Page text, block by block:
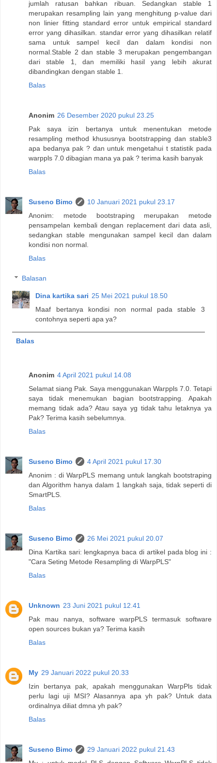
jumlah ratusan bahkan ribuan. Sedangkan stable 1
merupakan resampling lain yang menghitung p-value dari
non linier fitting standard error untuk empirical standard
error yang dihasilkan. standar error yang dihasilkan relatif
sama untuk sampel kecil dan dalam kondisi non
normal.Stable 2 dan stable 3 merupakan pengembangan
dari stable 1, dan memiliki hasil yang lebih akurat
dibandingkan dengan stable 1.
Balas
Anonim 26 Desember 2020 pukul 23.25
Pak saya izin bertanya untuk menentukan metode
resampling method khususnya bootstrapping dan stable3
apa bedanya pak ? dan untuk mengetahui t statistik pada
warppls 7.0 dibagian mana ya pak ? terima kasih banyak
Balas
Suseno Bimo
10 Januari 2021 pukul 23.17
Anonim: metode bootstraping merupakan metode
pensampelan kembali dengan replacement dari data asli,
sedangkan stable mengunakan sampel kecil dan dalam
kondisi non normal.
Balas
Balasan
Dina kartika sari 25 Mei 2021 pukul 18.50
Maaf bertanya kondisi non normal pada stable 3
contohnya seperti apa ya?
Balas
Anonim 4 April 2021 pukul 14.08
Selamat siang Pak. Saya menggunakan Warppls 7.0. Tetapi
saya tidak menemukan bagian bootstrapping. Apakah
memang tidak ada? Atau saya yg tidak tahu letaknya ya
Pak? Terima kasih sebelumnya.
Balas
Suseno Bimo
4 April 2021 pukul 17.30
Anonim : di WarpPLS memang untuk langkah bootstraping
dan Algorithm hanya dalam 1 langkah saja, tidak seperti di
SmartPLS.
Balas
Suseno Bimo
26 Mei 2021 pukul 20.07
Dina Kartika sari: lengkapnya baca di artikel pada blog ini :
"Cara Seting Metode Resampling di WarpPLS"
Balas
Unknown 23 Juni 2021 pukul 12.41
Pak mau nanya, software warpPLS termasuk software
open sources bukan ya? Terima kasih
Balas
My 29 Januari 2022 pukul 20.33
Izin bertanya pak, apakah menggunakan WarpPls tidak
perlu lagi uji MSI? Alasannya apa yh pak? Untuk data
ordinalnya diliat dmna yh pak?
Balas
Suseno Bimo
29 Januari 2022 pukul 21.43